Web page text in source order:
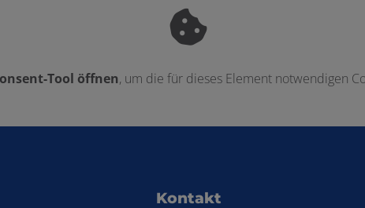
Tool öffnen, um die für dieses Element notwendigen
Kontakt